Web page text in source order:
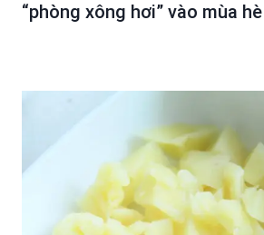
“phòng xông hơi” vào mùa